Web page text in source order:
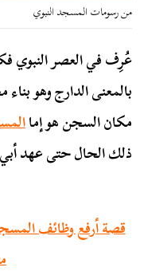
من رسومات المسجد النبوي
عُرِف في العصر النبوي
بالمعنى الدارج وهو
مكان السجن هو إما
ذلك الحال حتى عهد
قصة أرفع وظائف